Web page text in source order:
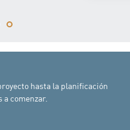
hasta la planificación
comenzar.